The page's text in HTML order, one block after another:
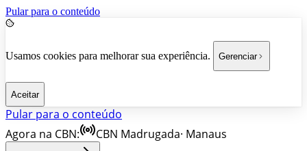
Pular para o conteúdo
Usamos cookies para melhorar sua experiência. Gerenciar
Aceitar
Pular para o conteúdo
Agora na CBN:
CBN Madrugada· Manaus